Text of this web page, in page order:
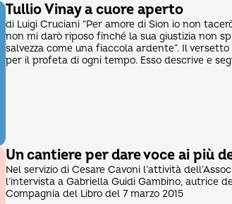
Tullio Vinay a cuore aperto
di Luigi Cruciani “Per amore di Sion io non
non mi darò riposo finché la sua giustizia non
salvezza come una fiaccola ardente”. Il
per il profeta di ogni tempo. Esso descrive e
Un cantiere per dare voce ai più
Nel servizio di Cesare Cavoni l’attività
l’intervista a Gabriella Guidi Gambino, autrice
Compagnia del Libro del 7 marzo 2015